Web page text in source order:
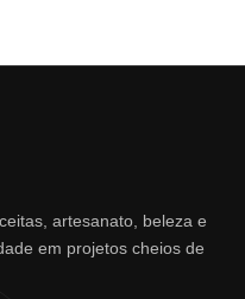
artesanato, beleza e
em projetos cheios de